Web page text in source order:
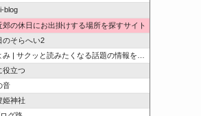
blog
郊の休日にお出掛けする場所を探すサイト
のそらへい2
| サクッと読みたくなる話題の情報を随時発信！
役立つ
音
姫神社